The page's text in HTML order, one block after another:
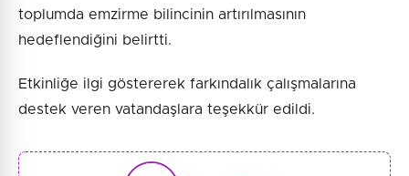
toplumda emzirme bilincinin artırılmasının
hedeflendiğini belirtti.
Etkinliğe ilgi göstererek farkındalık çalışmalarına
destek veren vatandaşlara teşekkür edildi.